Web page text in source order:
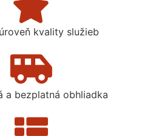
kvality služieb
a bezplatná obhliadka